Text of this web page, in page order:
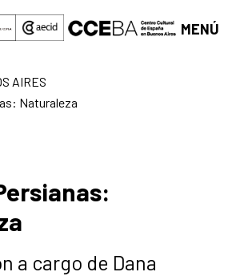
MENÚ
AIRES
Naturaleza
a cargo de Dana